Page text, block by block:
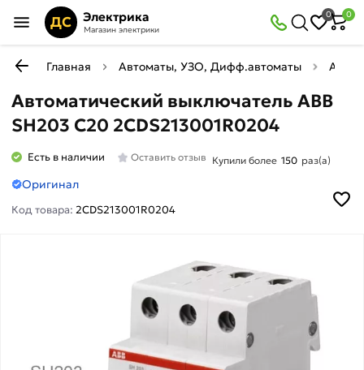
ДС Электрика
Магазин электрики
0 0
Главная Автоматы, УЗО, Дифф.автоматы
Автоматический выключатель ABB
SH203 C20 2CDS213001R0204
Есть в наличии Оставить отзыв Купили более 150 раз(а)
Оригинал
Код товара:2CDS213001R0204